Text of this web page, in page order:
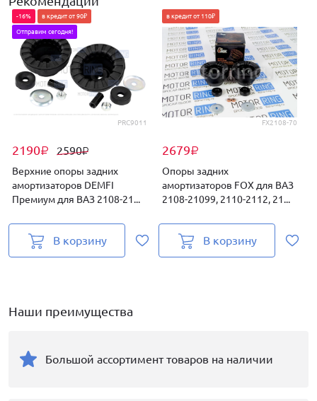
PRC9011
2190₽ 2590₽
-16% в кредит от 90₽
Отправим сегодня!
Верхние опоры задних
амортизаторов DEMFI
Премиум для ВАЗ 2108-21...
В корзину
FX2108-70
2679₽
в кредит от 110₽
Опоры задних
амортизаторов FOX для ВАЗ
2108-21099, 2110-2112, 21...
В корзину
Наши преимущества
Большой ассортимент товаров на наличии